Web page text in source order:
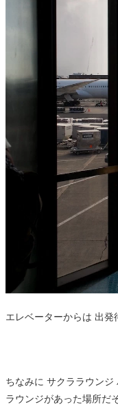
エレベーターからは 出発
ちなみに サクララウン
ラウンジがあった場所だ